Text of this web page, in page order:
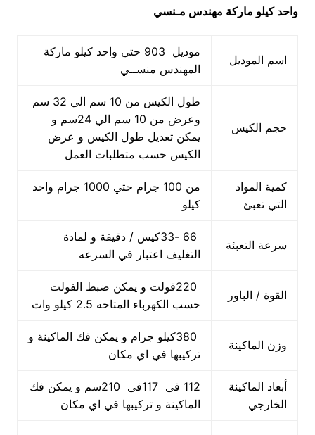
واحد كيلو ماركة مهندس مـنسي
اسم الموديل
موديل 903 حتي واحد كيلو ماركة
المهندس منســي
حجم الكيس
طول الكيس من 10 سم الي 32 سم
وعرض من 10 سم الي 24سم و
يمكن تعديل طول الكيس و عرض
الكيس حسب متطلبات العمل
كمية المواد
التي تعبئ
من 100 جرام حتي 1000 جرام واحد
كيلو
سرعة التعبئة
66 -33كيس / دقيقة و لمادة
التغليف اعتبار في السرعه
القوة / الباور
220فولت و يمكن ضبط الفولت
حسب الكهرباء المتاحه 2.5 كيلو وات
وزن الماكينة
380كيلو جرام و يمكن فك الماكينة و
تركيبها في اي مكان
أبعاد الماكينة
الخارجي
112 فى 117فى 210سم و يمكن فك
الماكينة و تركيبها في اي مكان